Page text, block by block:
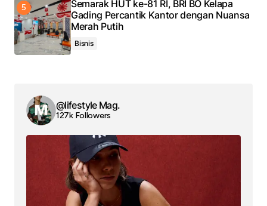
Semarak HUT ke-81 RI, BRI BO Kelapa
Gading Percantik Kantor dengan Nuansa
Merah Putih
Bisnis
@lifestyle Mag.
127k Followers